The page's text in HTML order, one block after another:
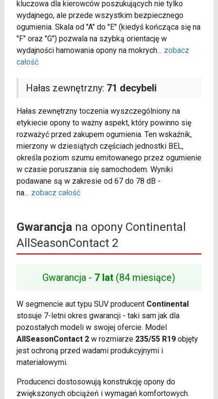
kluczowa dla kierowców poszukujących nie tylko
wydajnego, ale przede wszystkim bezpiecznego
ogumienia. Skala od "A" do "E" (kiedyś kończąca się na
"F" oraz "G") pozwala na szybką orientację w
wydajności hamowania opony na mokrych... zobacz
całość
Hałas zewnętrzny: 71 decybeli
Hałas zewnętrzny toczenia wyszczególniony na
etykiecie opony to ważny aspekt, który powinno się
rozważyć przed zakupem ogumienia. Ten wskaźnik,
mierzony w dziesiątych częściach jednostki BEL,
określa poziom szumu emitowanego przez ogumienie
w czasie poruszania się samochodem. Wyniki
podawane są w zakresie od 67 do 78 dB -
na... zobacz całość
Gwarancjana opony Continental
AllSeasonContact 2
Gwarancja - 7 lat (84 miesiące)
W segmencie aut typu SUV producent Continental
stosuje 7-letni okres gwarancji - taki sam jak dla
pozostałych modeli w swojej ofercie. Model
AllSeasonContact 2w rozmiarze 235/55 R19objęty
jest ochroną przed wadami produkcyjnymi i
materiałowymi.
Producenci dostosowują konstrukcję opony do
zwiększonych obciążeń i wymagań komfortowych.